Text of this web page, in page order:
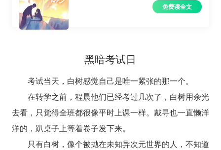
免费读全文
黑暗考试日
考试当天，白树感觉自己是唯一紧张的那一个。
在转学之前，程晨他们已经考过几次了，白树用余光
去看，只觉得全班都很像平时上课一样。戴寻也一直懒洋
洋的，趴桌子上等着卷子发下来。
只有白树，像个被抛在未知异次元世界的人，不知道